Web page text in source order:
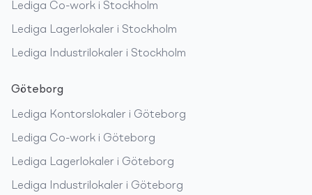
Lediga Co-work i Stockholm
Lediga Lagerlokaler i Stockholm
Lediga Industrilokaler i Stockholm
Göteborg
Lediga Kontorslokaler i Göteborg
Lediga Co-work i Göteborg
Lediga Lagerlokaler i Göteborg
Lediga Industrilokaler i Göteborg